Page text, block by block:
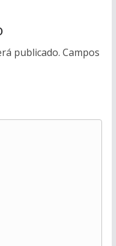
publicado. Campos